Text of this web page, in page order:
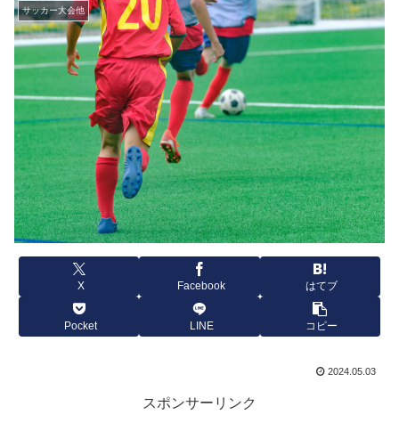
サッカー大会他
X Facebook はてブ
Pocket LINE コピー
2024.05.03
スポンサーリンク